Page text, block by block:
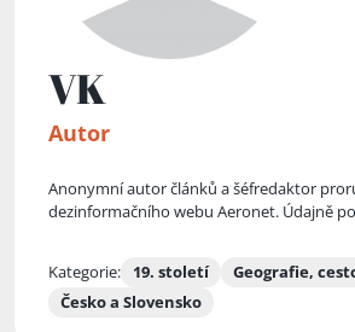
VK
Autor
Anonymní autor článků a šéfredaktor
dezinformačního webu Aeronet. Údajně
Kategorie: 19. století
Geografie,
Česko a Slovensko